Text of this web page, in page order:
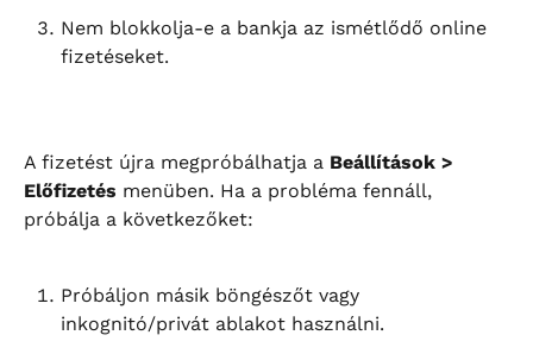
Nem blokkolja-e a bankja az ismétlődő online
fizetéseket.
A fizetést újra megpróbálhatja a Beállítások >
Előfizetés menüben. Ha a probléma fennáll,
próbálja a következőket:
Próbáljon másik böngészőt vagy
inkognitó/privát ablakot használni.